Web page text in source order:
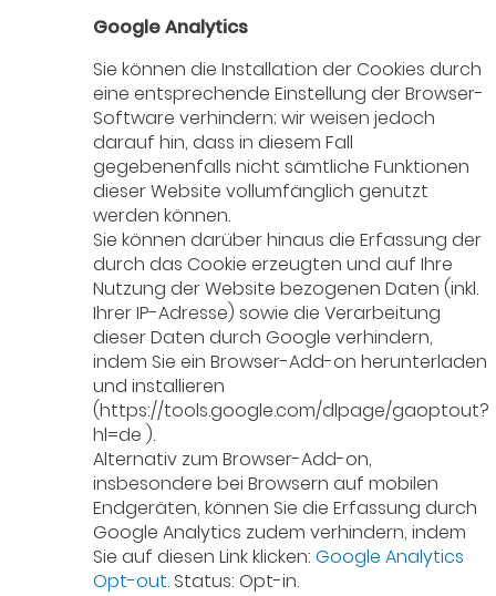
Google Analytics
Sie können die Installation der Cookies durch
eine entsprechende Einstellung der Browser-
Software verhindern; wir weisen jedoch
darauf hin, dass in diesem Fall
gegebenenfalls nicht sämtliche Funktionen
dieser Website vollumfänglich genutzt
werden können.
Sie können darüber hinaus die Erfassung der
durch das Cookie erzeugten und auf Ihre
Nutzung der Website bezogenen Daten (inkl.
Ihrer IP-Adresse) sowie die Verarbeitung
dieser Daten durch Google verhindern,
indem Sie ein Browser-Add-on herunterladen
und installieren
(https://tools.google.com/dlpage/gaoptout?
hl=de ).
Alternativ zum Browser-Add-on,
insbesondere bei Browsern auf mobilen
Endgeräten, können Sie die Erfassung durch
Google Analytics zudem verhindern, indem
Sie auf diesen Link klicken:Google Analytics
Opt-out. Status: Opt-in.